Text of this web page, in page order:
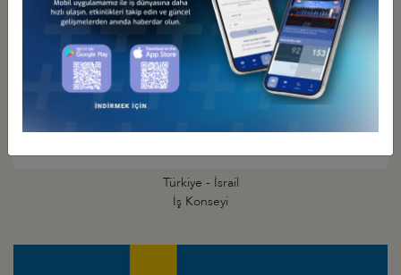
Türkiye - İsrail
İş Konseyi